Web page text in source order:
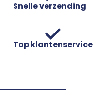
Snelle verzending
Top klantenservice